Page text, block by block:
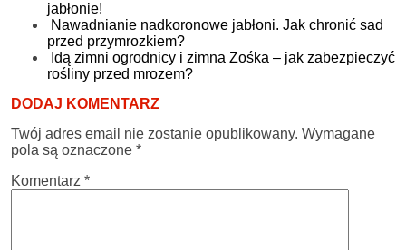
jabłonie!
Nawadnianie nadkoronowe jabłoni. Jak chronić sad
przed przymrozkiem?
Idą zimni ogrodnicy i zimna Zośka – jak zabezpieczyć
rośliny przed mrozem?
DODAJ KOMENTARZ
Twój adres email nie zostanie opublikowany. Wymagane
pola są oznaczone *
Komentarz *